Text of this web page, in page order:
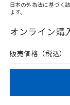
在庫等で未対応
問い合わせくだ
日本の外為法に基づく
ます。
オンライン購
販売価格（税込）